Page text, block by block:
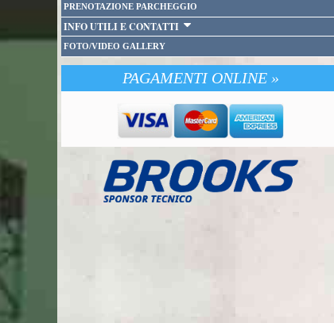
PRENOTAZIONE PARCHEGGIO
INFO UTILI E CONTATTI
FOTO/VIDEO GALLERY
PAGAMENTI ONLINE »